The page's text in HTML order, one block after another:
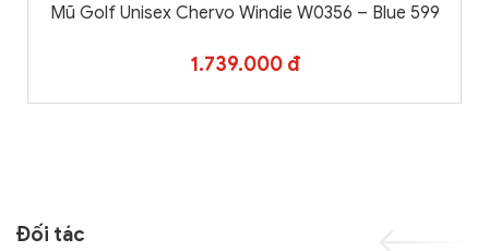
Mũ Golf Unisex Chervo Windie W0356 – Blue 599
1.739.000 đ
Đối tác